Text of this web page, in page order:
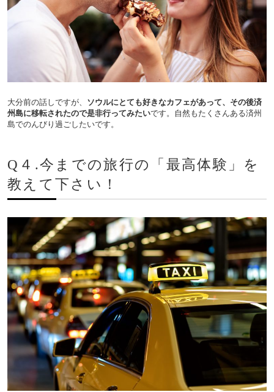
大分前の話しですが、 ソウルにとても好きなカフェがあって、その後済
州島に移転されたので是非行ってみたいです。自然もたくさんある済州
島でのんびり過ごしたいです。
Q４.今までの旅行の「最高体験」を
教えて下さい！